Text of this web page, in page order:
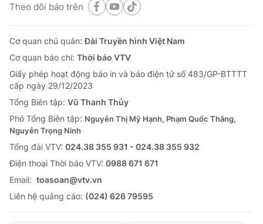
Theo dõi báo trên
Cơ quan chủ quản:Đài Truyền hình Việt Nam
Cơ quan báo chí: Thời báo VTV
Giấy phép hoạt động báo in và báo điện tử số 483/GP-BTTTT
cấp ngày 29/12/2023
Tổng Biên tập: Vũ Thanh Thủy
Phó Tổng Biên tập: Nguyễn Thị Mỹ Hạnh, Phạm Quốc Thắng,
Nguyễn Trọng Ninh
Tổng đài VTV: 024.38 355 931 - 024.38 355 932
Ðiện thoại Thời báo VTV: 0988 671 671
Email: toasoan@vtv.vn
Liên hệ quảng cáo: (024) 626 79595